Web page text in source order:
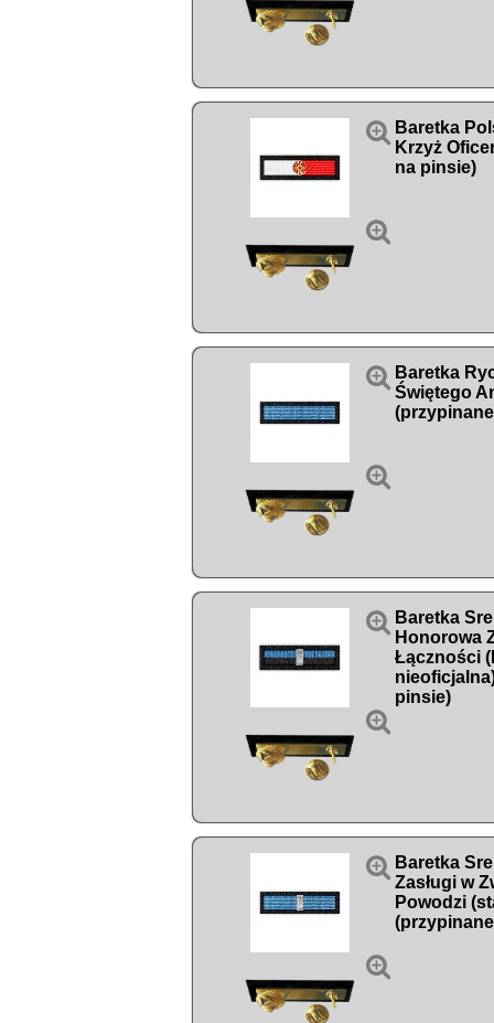


Baretka
Krzyż
na pinsie)


Baretka
Świętego


Baretka
Honorowa
Łączności
pinsie)


Baretka
Zasługi w
Powodzi